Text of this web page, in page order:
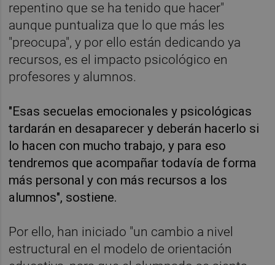
repentino que se ha tenido que hacer"
aunque puntualiza que lo que más les
"preocupa", y por ello están dedicando ya
recursos, es el impacto psicológico en
profesores y alumnos.
"Esas secuelas emocionales y psicológicas
tardarán en desaparecer y deberán hacerlo si
lo hacen con mucho trabajo, y para eso
tendremos que acompañar todavía de forma
más personal y con más recursos a los
alumnos", sostiene.
Por ello, han iniciado "un cambio a nivel
estructural en el modelo de orientación